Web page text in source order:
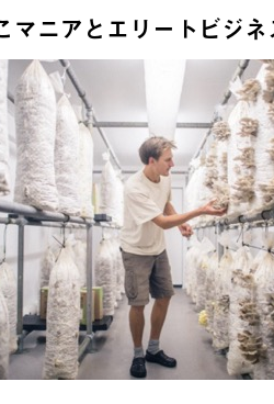
マニアとエリートビジネ